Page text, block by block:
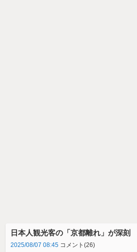
日本人観光客の「京都離れ」が深刻
2025/08/07 08:45 コメント(26)